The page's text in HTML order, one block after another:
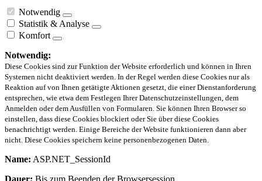
Notwendig
Statistik & Analyse
Komfort
Notwendig:
Diese Cookies sind zur Funktion der Website erforderlich und können in Ihren
Systemen nicht deaktiviert werden. In der Regel werden diese Cookies nur als
Reaktion auf von Ihnen getätigte Aktionen gesetzt, die einer Dienstanforderung
entsprechen, wie etwa dem Festlegen Ihrer Datenschutzeinstellungen, dem
Anmelden oder dem Ausfüllen von Formularen. Sie können Ihren Browser so
einstellen, dass diese Cookies blockiert oder Sie über diese Cookies
benachrichtigt werden. Einige Bereiche der Website funktionieren dann aber
nicht. Diese Cookies speichern keine personenbezogenen Daten.
Name: ASP.NET_SessionId
Dauer: Bis zum Beenden der Browsersession